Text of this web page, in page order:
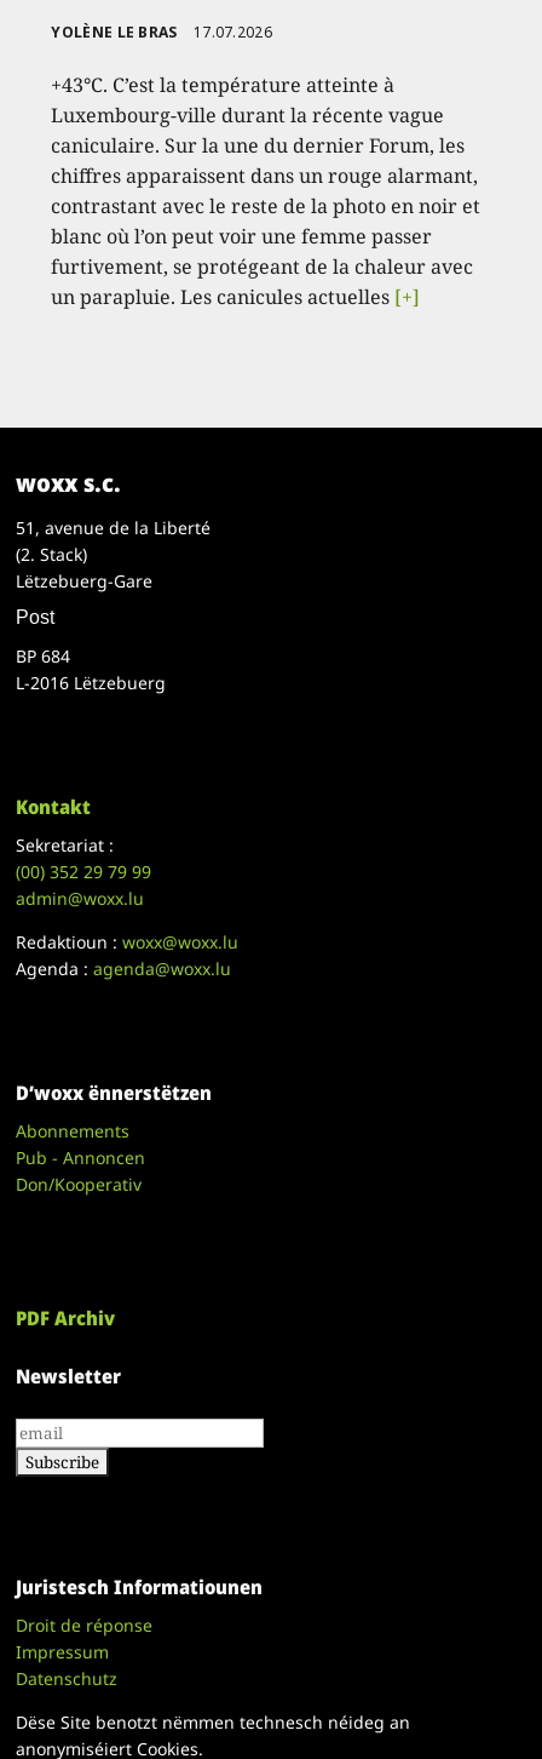
YOLÈNE LE BRAS 17.07.2026
+43°C. C’est la température atteinte à
Luxembourg-ville durant la récente vague
caniculaire. Sur la une du dernier Forum, les
chiffres apparaissent dans un rouge alarmant,
contrastant avec le reste de la photo en noir et
blanc où l’on peut voir une femme passer
furtivement, se protégeant de la chaleur avec
un parapluie. Les canicules actuelles [+]
woxx s.c.
51, avenue de la Liberté
(2. Stack)
Lëtzebuerg-Gare
Post
BP 684
L-2016 Lëtzebuerg
Kontakt
Sekretariat :
(00)352 29 79 99
admin@woxx.lu
Redaktioun :woxx@woxx.lu
Agenda :agenda@woxx.lu
D’woxx ënnerstëtzen
Abonnements
Pub - Annoncen
Don/Kooperativ
PDF Archiv
Newsletter
Juristesch Informatiounen
Droit de réponse
Impressum
Datenschutz
Dëse Site benotzt nëmmen technesch néideg an
anonymiséiert Cookies.